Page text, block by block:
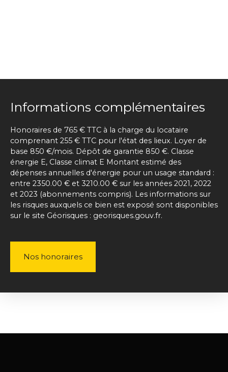
Informations complémentaires
Honoraires de 765 € TTC à la charge du locataire
comprenant 255 € TTC pour l'état des lieux. Loyer de
base 850 €/mois. Dépôt de garantie 850 €. Classe
énergie E, Classe climat E Montant estimé des
dépenses annuelles d'énergie pour un usage standard :
entre 2350.00 € et 3210.00 € sur les années 2021, 2022
et 2023 (abonnements compris). Les informations sur
les risques auxquels ce bien est exposé sont disponibles
sur le site Géorisques : georisques.gouv.fr.
Nos honoraires